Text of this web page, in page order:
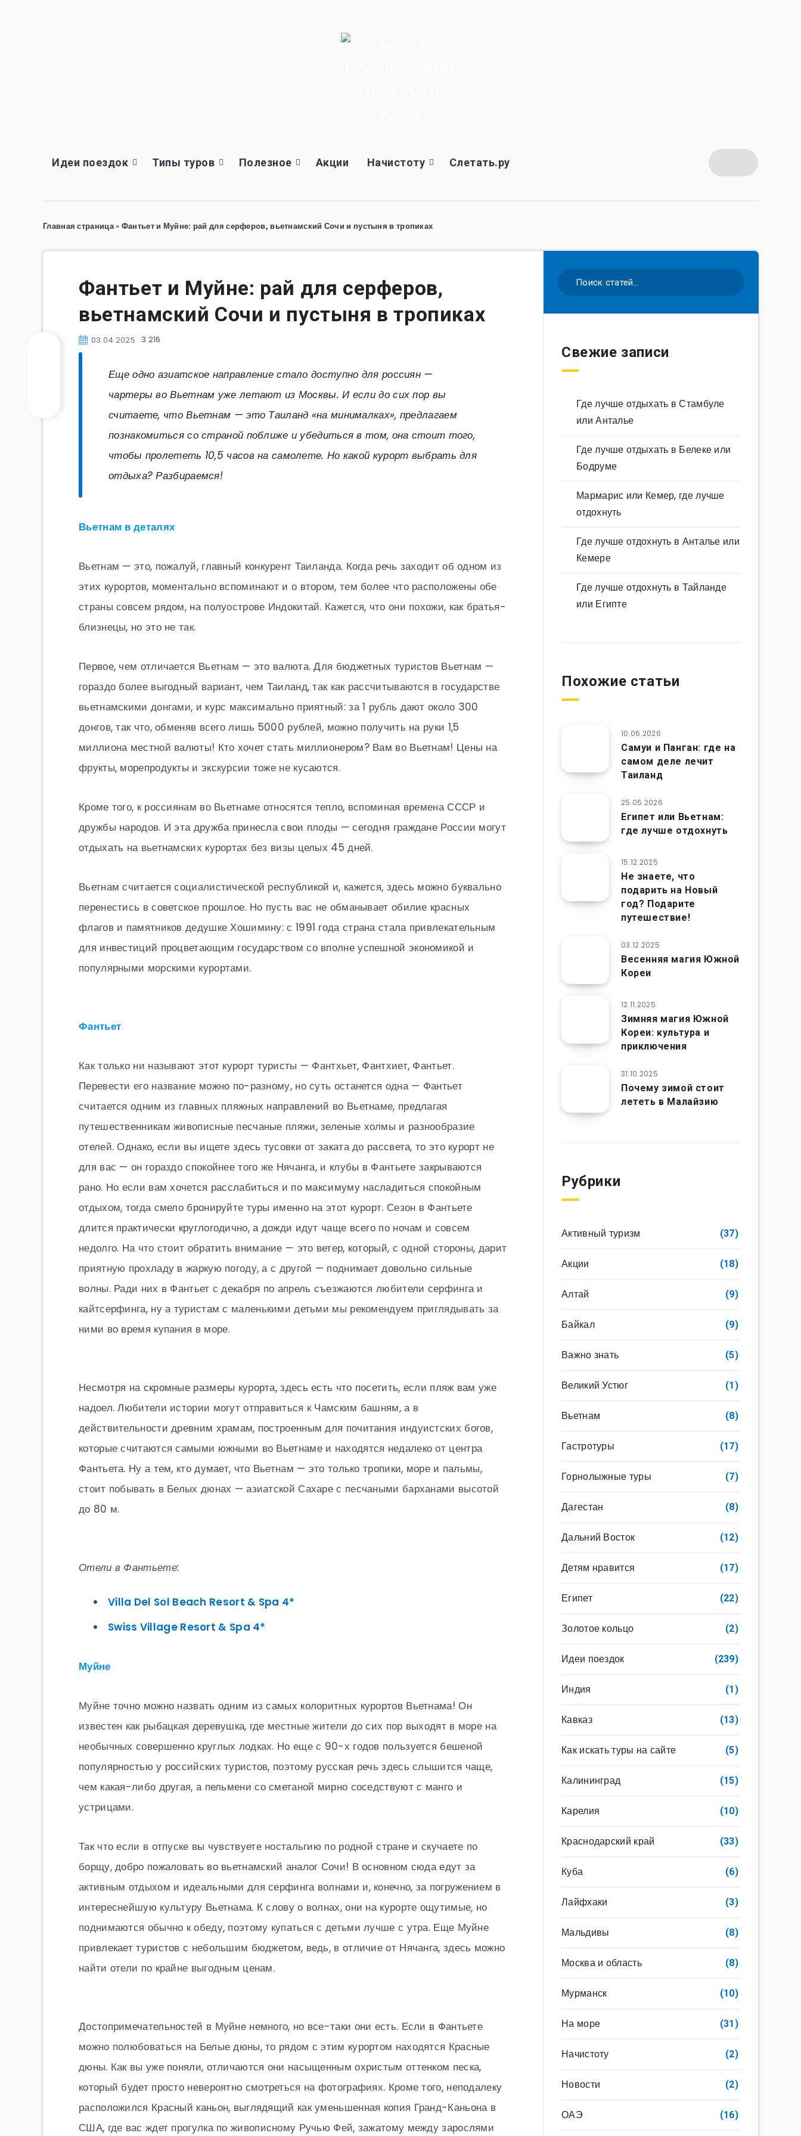
Идеи поездок Типы туров Полезное Акции Начистоту Слетать.ру
Главная страница» Фантьет и Муйне: рай для серферов, вьетнамский Сочи и пустыня в тропиках
Фантьет и Муйне: рай для серферов,
вьетнамский Сочи и пустыня в тропиках
03.04.2025 3 216
Еще одно азиатское направление стало доступно для россиян —
чартеры во Вьетнам уже летают из Москвы. И если до сих пор вы
считаете, что Вьетнам — это Таиланд «на минималках», предлагаем
познакомиться со страной поближе и убедиться в том, она стоит того,
чтобы пролететь 10,5 часов на самолете. Но какой курорт выбрать для
отдыха? Разбираемся!
Вьетнам в деталях
Вьетнам — это, пожалуй, главный конкурент Таиланда. Когда речь заходит об одном из
этих курортов, моментально вспоминают и о втором, тем более что расположены обе
страны совсем рядом, на полуострове Индокитай. Кажется, что они похожи, как братья-
близнецы, но это не так.
Первое, чем отличается Вьетнам — это валюта. Для бюджетных туристов Вьетнам —
гораздо более выгодный вариант, чем Таиланд, так как рассчитываются в государстве
вьетнамскими донгами, и курс максимально приятный: за 1 рубль дают около 300
донгов, так что, обменяв всего лишь 5000 рублей, можно получить на руки 1,5
миллиона местной валюты! Кто хочет стать миллионером? Вам во Вьетнам! Цены на
фрукты, морепродукты и экскурсии тоже не кусаются.
Кроме того, к россиянам во Вьетнаме относятся тепло, вспоминая времена СССР и
дружбы народов. И эта дружба принесла свои плоды — сегодня граждане России могут
отдыхать на вьетнамских курортах без визы целых 45 дней.
Вьетнам считается социалистической республикой и, кажется, здесь можно буквально
перенестись в советское прошлое. Но пусть вас не обманывает обилие красных
флагов и памятников дедушке Хошимину: с 1991 года страна стала привлекательным
для инвестиций процветающим государством со вполне успешной экономикой и
популярными морскими курортами.
Фантьет
Как только ни называют этот курорт туристы — Фантхьет, Фантхиет, Фантьет.
Перевести его название можно по-разному, но суть останется одна — Фантьет
считается одним из главных пляжных направлений во Вьетнаме, предлагая
путешественникам живописные песчаные пляжи, зеленые холмы и разнообразие
отелей. Однако, если вы ищете здесь тусовки от заката до рассвета, то это курорт не
для вас — он гораздо спокойнее того же Нячанга, и клубы в Фантьете закрываются
рано. Но если вам хочется расслабиться и по максимуму насладиться спокойным
отдыхом, тогда смело бронируйте туры именно на этот курорт. Сезон в Фантьете
длится практически круглогодично, а дожди идут чаще всего по ночам и совсем
недолго. На что стоит обратить внимание — это ветер, который, с одной стороны, дарит
приятную прохладу в жаркую погоду, а с другой — поднимает довольно сильные
волны. Ради них в Фантьет с декабря по апрель съезжаются любители серфинга и
кайтсерфинга, ну а туристам с маленькими детьми мы рекомендуем приглядывать за
ними во время купания в море.
Несмотря на скромные размеры курорта, здесь есть что посетить, если пляж вам уже
надоел. Любители истории могут отправиться к Чамским башням, а в
действительности древним храмам, построенным для почитания индуистских богов,
которые считаются самыми южными во Вьетнаме и находятся недалеко от центра
Фантьета. Ну а тем, кто думает, что Вьетнам — это только тропики, море и пальмы,
стоит побывать в Белых дюнах — азиатской Сахаре с песчаными барханами высотой
до 80 м.
Отели в Фантьете:
Villa Del Sol Beach Resort & Spa 4*
Swiss Village Resort & Spa 4*
Муйне
Муйне точно можно назвать одним из самых колоритных курортов Вьетнама! Он
известен как рыбацкая деревушка, где местные жители до сих пор выходят в море на
необычных совершенно круглых лодках. Но еще с 90-х годов пользуется бешеной
популярностью у российских туристов, поэтому русская речь здесь слышится чаще,
чем какая-либо другая, а пельмени со сметаной мирно соседствуют с манго и
устрицами.
Так что если в отпуске вы чувствуете ностальгию по родной стране и скучаете по
борщу, добро пожаловать во вьетнамский аналог Сочи! В основном сюда едут за
активным отдыхом и идеальными для серфинга волнами и, конечно, за погружением в
интереснейшую культуру Вьетнама. К слову о волнах, они на курорте ощутимые, но
поднимаются обычно к обеду, поэтому купаться с детьми лучше с утра. Еще Муйне
привлекает туристов с небольшим бюджетом, ведь, в отличие от Нячанга, здесь можно
найти отели по крайне выгодным ценам.
Достопримечательностей в Муйне немного, но все-таки они есть. Если в Фантьете
можно полюбоваться на Белые дюны, то рядом с этим курортом находятся Красные
дюны. Как вы уже поняли, отличаются они насыщенным охристым оттенком песка,
который будет просто невероятно смотреться на фотографиях. Кроме того, неподалеку
расположился Красный каньон, выглядящий как уменьшенная копия Гранд-Каньона в
США, где вас ждет прогулка по живописному Ручью Фей, зажатому между зарослями
Свежие записи
Где лучше отдыхать в Стамбуле
или Анталье
Где лучше отдыхать в Белеке или
Бодруме
Мармарис или Кемер, где лучше
отдохнуть
Где лучше отдохнуть в Анталье или
Кемере
Где лучше отдохнуть в Тайланде
или Египте
Похожие статьи
10.06.2026
Самуи и Панган: где на
самом деле лечит
Таиланд
25.05.2026
Египет или Вьетнам:
где лучше отдохнуть
15.12.2025
Не знаете, что
подарить на Новый
год? Подарите
путешествие!
03.12.2025
Весенняя магия Южной
Кореи
12.11.2025
Зимняя магия Южной
Кореи: культура и
приключения
31.10.2025
Почему зимой стоит
лететь в Малайзию
Рубрики
Активный туризм (37)
Акции (18)
Алтай (9)
Байкал (9)
Важно знать (5)
Великий Устюг (1)
Вьетнам (8)
Гастротуры (17)
Горнолыжные туры (7)
Дагестан (8)
Дальний Восток (12)
Детям нравится (17)
Египет (22)
Золотое кольцо (2)
Идеи поездок (239)
Индия (1)
Кавказ (13)
Как искать туры на сайте (5)
Калининград (15)
Карелия (10)
Краснодарский край (33)
Куба (6)
Лайфхаки (3)
Мальдивы (8)
Москва и область (8)
Мурманск (10)
На море (31)
Начистоту (2)
Новости (2)
ОАЭ (16)